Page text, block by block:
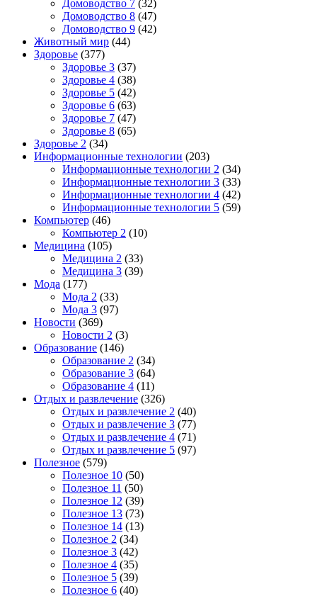
Домоводство 7 (32)
Домоводство 8 (47)
Домоводство 9 (42)
Животный мир (44)
Здоровье (377)
Здоровье 3 (37)
Здоровье 4 (38)
Здоровье 5 (42)
Здоровье 6 (63)
Здоровье 7 (47)
Здоровье 8 (65)
Здоровье 2 (34)
Информационные технологии (203)
Информационные технологии 2 (34)
Информационные технологии 3 (33)
Информационные технологии 4 (42)
Информационные технологии 5 (59)
Компьютер (46)
Компьютер 2 (10)
Медицина (105)
Медицина 2 (33)
Медицина 3 (39)
Мода (177)
Мода 2 (33)
Мода 3 (97)
Новости (369)
Новости 2 (3)
Образование (146)
Образование 2 (34)
Образование 3 (64)
Образование 4 (11)
Отдых и развлечение (326)
Отдых и развлечение 2 (40)
Отдых и развлечение 3 (77)
Отдых и развлечение 4 (71)
Отдых и развлечение 5 (97)
Полезное (579)
Полезное 10 (50)
Полезное 11 (50)
Полезное 12 (39)
Полезное 13 (73)
Полезное 14 (13)
Полезное 2 (34)
Полезное 3 (42)
Полезное 4 (35)
Полезное 5 (39)
Полезное 6 (40)